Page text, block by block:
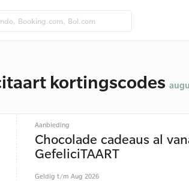
kortingscodes
Aanbieding
Chocolade cadeaus al
GefeliciTAART
Geldig t/m Aug 2026